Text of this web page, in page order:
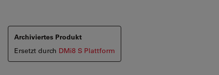
Archiviertes Produkt
Ersetzt durch DMi8 S Plattform